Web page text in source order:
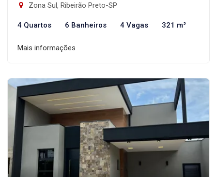
Zona Sul, Ribeirão Preto-SP
4 Quartos 6 Banheiros 4 Vagas 321 m²
Mais informações